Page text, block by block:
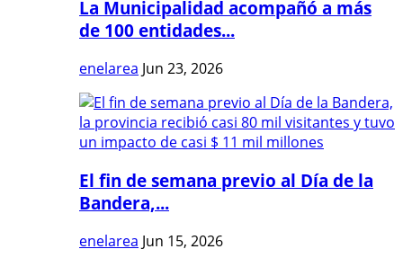
La Municipalidad acompañó a más
de 100 entidades...
enelarea Jun 23, 2026
El fin de semana previo al Día de la
Bandera,...
enelarea Jun 15, 2026